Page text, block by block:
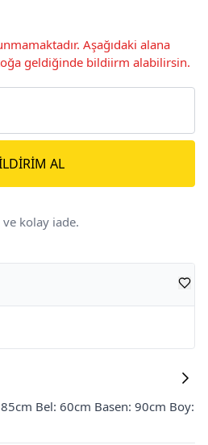
Aşağıdaki alana
geldiğinde bildiirm alabilirsin.
AL
kolay iade.
Bel: 60cm Basen: 90cm Boy: